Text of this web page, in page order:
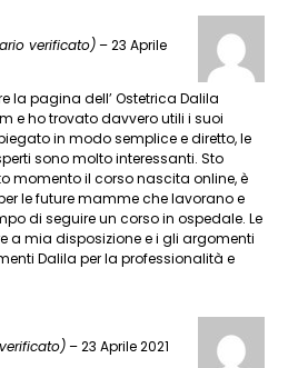
verificato)–23 Aprile
la pagina dell’ Ostetrica Dalila
e ho trovato davvero utili i suoi
in modo semplice e diretto, le
sono molto interessanti. Sto
momento il corso nascita online, è
le future mamme che lavorano e
di seguire un corso in ospedale. Le
a mia disposizione e i gli argomenti
Dalila per la professionalità e
–23 Aprile 2021